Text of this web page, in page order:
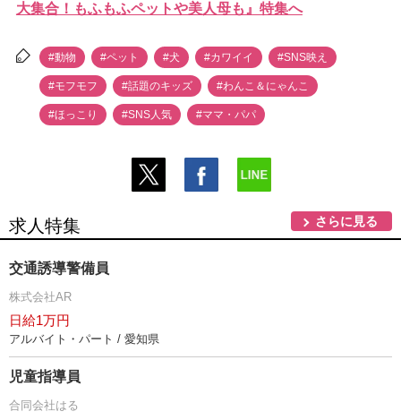
大集合！もふもふペットや美人母も』特集へ
#動物 #ペット #犬 #カワイイ #SNS映え
#モフモフ #話題のキッズ #わんこ＆にゃんこ
#ほっこり #SNS人気 #ママ・パパ
求人特集 さらに見る
交通誘導警備員
株式会社AR
日給1万円
アルバイト・パート / 愛知県
児童指導員
合同会社はる